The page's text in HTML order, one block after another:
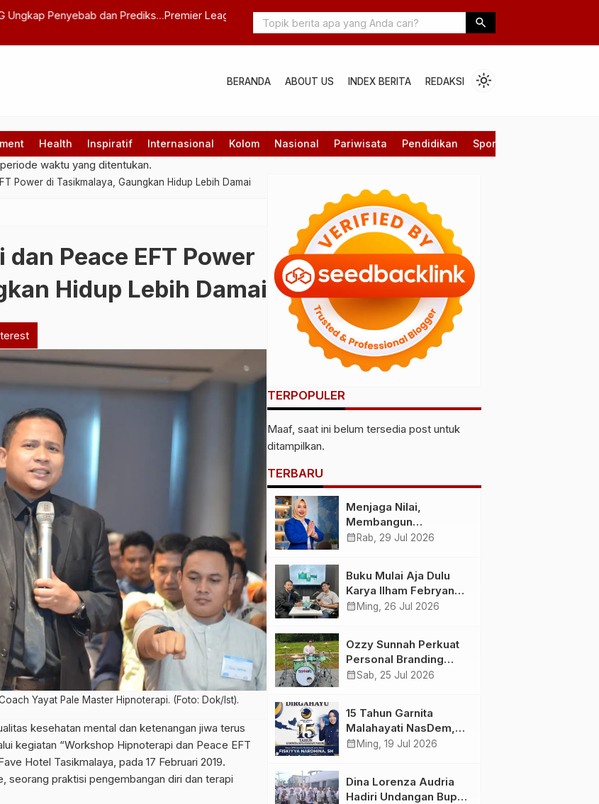
Rasisme Terhadap Antoine Semenyo, Laga
Generasi Sandwich : Antara Tanggung Jawab Keluarga dan Mimpi Pribadi
search
BERANDA ABOUT US INDEX BERITA REDAKSI light_mode
Health Inspiratif Internasional Kolom Nasional Pariwisata Pendidikan Sport
waktu yang ditentukan.
Power di Tasikmalaya, Gaungkan Hidup Lebih Damai
Peace EFT Power
Hidup Lebih Damai
Yayat Pale Master Hipnoterapi. (Foto: Dok/Ist).
kesehatan mental dan ketenangan jiwa terus
kegiatan “Workshop Hipnoterapi dan Peace EFT
Hotel Tasikmalaya, pada 17 Februari 2019.
seorang praktisi pengembangan diri dan terapi
TERPOPULER
Maaf, saat ini belum tersedia post untuk
ditampilkan.
TERBARU
Menjaga Nilai,
Membangun
Kemandirian
Ekonomi Perempuan
yang Berdaya,
Akuntabel dan
Ahlussunnah wal
Jamaah
calendar_month Rab, 29 Jul 2026
Buku Mulai Aja Dulu
Karya Ilham Febryan
Hadir, Dorong Anak
Bertindak
calendar_month Ming, 26 Jul 2026
Ozzy Sunnah Perkuat
Personal Branding
sebagai Drummer,
Video Klip AI “Jagalah
Cinta”
calendar_monthSab, 25 Jul 2026
15 Tahun Garnita
Malahayati NasDem,
Menginspirasi
calendar_month Ming, 19 Jul 2026
Dina Lorenza Audria
Hadiri Undangan Bupati